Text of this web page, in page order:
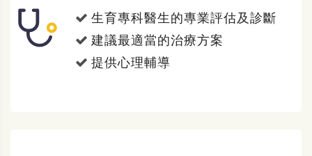
生育專科醫生的專業評估及診斷
建議最適當的治療方案
提供心理輔導